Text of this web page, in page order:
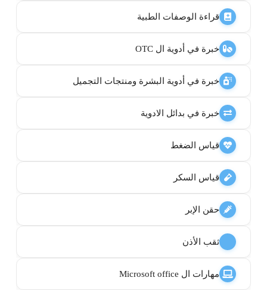
قراءة الوصفات الطبية
خبرة في أدوية ال OTC
خبرة في أدوية البشرة ومنتجات التجميل
خبرة في بدائل الادوية
قياس الضغط
قياس السكر
حقن الإبر
ثقب الأذن
مهارات ال Microsoft office